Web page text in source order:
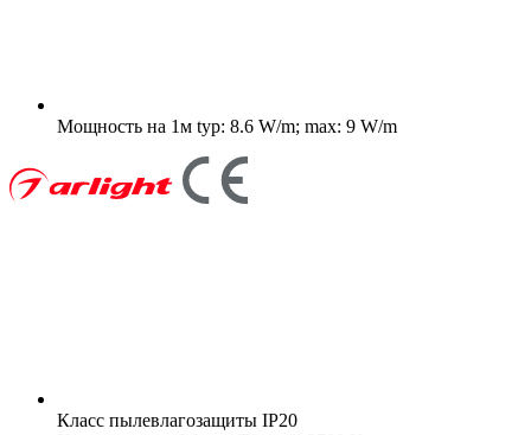
Мощность на 1м typ: 8.6 W/m; max: 9 W/m
Класс пылевлагозащиты IP20